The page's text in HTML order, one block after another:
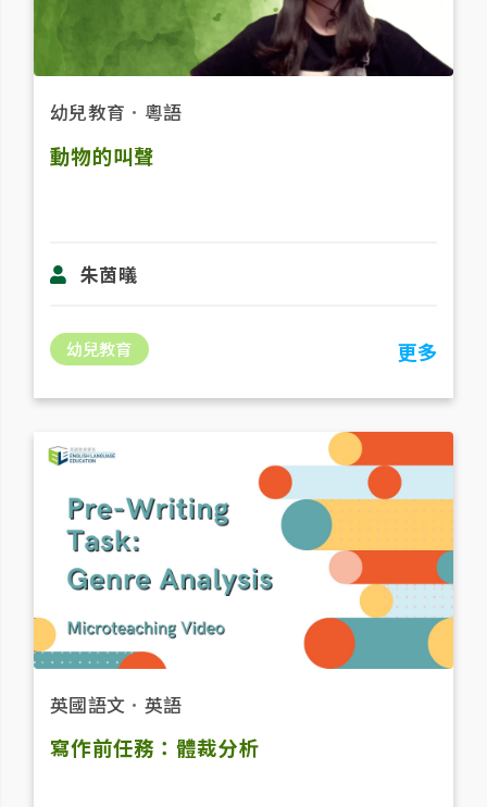
幼兒教育 ． 粵語
動物的叫聲
朱茵㬢
幼兒教育 更多
英國語文 ． 英語
寫作前任務：體裁分析